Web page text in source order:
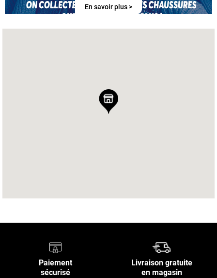
En savoir plus >
Paiement
sécurisé
Livraison gratuite
en magasin